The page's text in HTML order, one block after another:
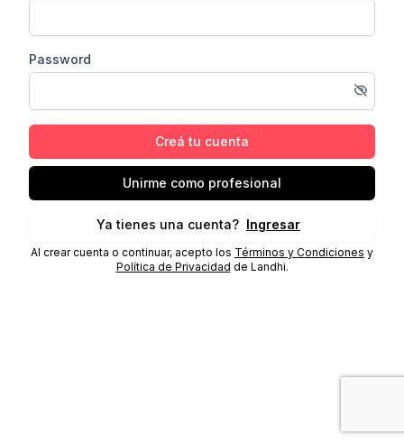
Password
Creá tu cuenta
Unirme como profesional
Ya tienes una cuenta? Ingresar
Al crear cuenta o continuar, acepto los Términos y Condiciones y
Política de Privacidad de Landhi.